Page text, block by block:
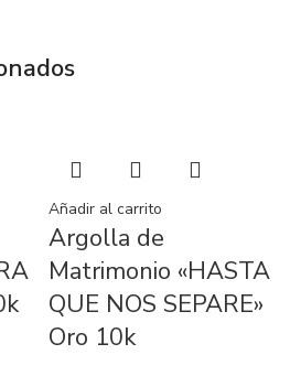
Añadir al carrito
Argolla de
Matrimonio «HASTA
QUE NOS SEPARE»
Oro 10k